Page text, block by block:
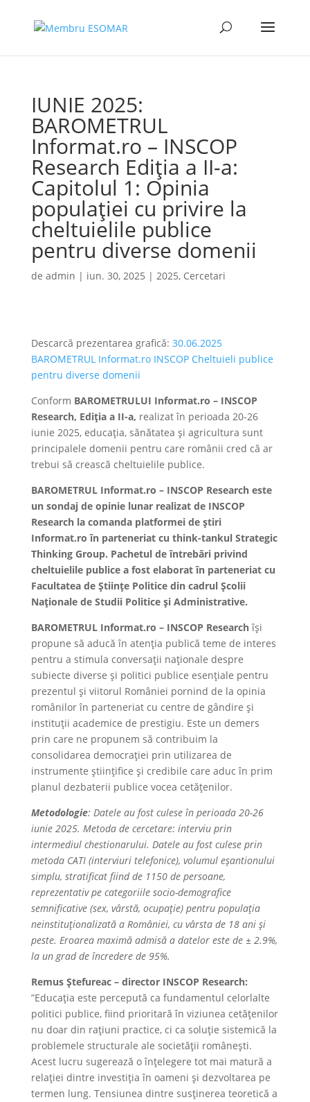
IUNIE 2025:
BAROMETRUL
Informat.ro – INSCOP
Research Ediția a II-a:
Capitolul 1: Opinia
populației cu privire la
cheltuielile publice
pentru diverse domenii
de admin | iun. 30, 2025 | 2025, Cercetari
Descarcă prezentarea grafică: 30.06.2025
BAROMETRUL Informat.ro INSCOP Cheltuieli publice
pentru diverse domenii
Conform BAROMETRULUI Informat.ro – INSCOP
Research, Ediția a II-a, realizat în perioada 20-26
iunie 2025, educația, sănătatea și agricultura sunt
principalele domenii pentru care românii cred că ar
trebui să crească cheltuielile publice.
BAROMETRUL Informat.ro – INSCOP Research este
un sondaj de opinie lunar realizat de INSCOP
Research la comanda platformei de știri
Informat.ro în parteneriat cu think-tankul Strategic
Thinking Group. Pachetul de întrebări privind
cheltuielile publice a fost elaborat în parteneriat cu
Facultatea de Științe Politice din cadrul Școlii
Naționale de Studii Politice și Administrative.
BAROMETRUL Informat.ro – INSCOP Researchîși
propune să aducă în atenția publică teme de interes
pentru a stimula conversații naționale despre
subiecte diverse și politici publice esențiale pentru
prezentul și viitorul României pornind de la opinia
românilor în parteneriat cu centre de gândire și
instituții academice de prestigiu. Este un demers
prin care ne propunem să contribuim la
consolidarea democrației prin utilizarea de
instrumente științifice și credibile care aduc în prim
planul dezbaterii publice vocea cetățenilor.
Metodologie: Datele au fost culese în perioada 20-26
iunie 2025. Metoda de cercetare: interviu prin
intermediul chestionarului. Datele au fost culese prin
metoda CATI (interviuri telefonice), volumul eșantionului
simplu, stratificat fiind de 1150 de persoane,
reprezentativ pe categoriile socio-demografice
semnificative (sex, vârstă, ocupație) pentru populația
neinstituționalizată a României, cu vârsta de 18 ani și
peste. Eroarea maximă admisă a datelor este de ± 2.9%,
la un grad de încredere de 95%.
Remus Ștefureac – director INSCOP Research:
”Educația este percepută ca fundamentul celorlalte
politici publice, fiind prioritară în viziunea cetățenilor
nu doar din rațiuni practice, ci ca soluție sistemică la
problemele structurale ale societății românești.
Acest lucru sugerează o înțelegere tot mai matură a
relației dintre investiția în oameni și dezvoltarea pe
termen lung. Tensiunea dintre susținerea teoretică a